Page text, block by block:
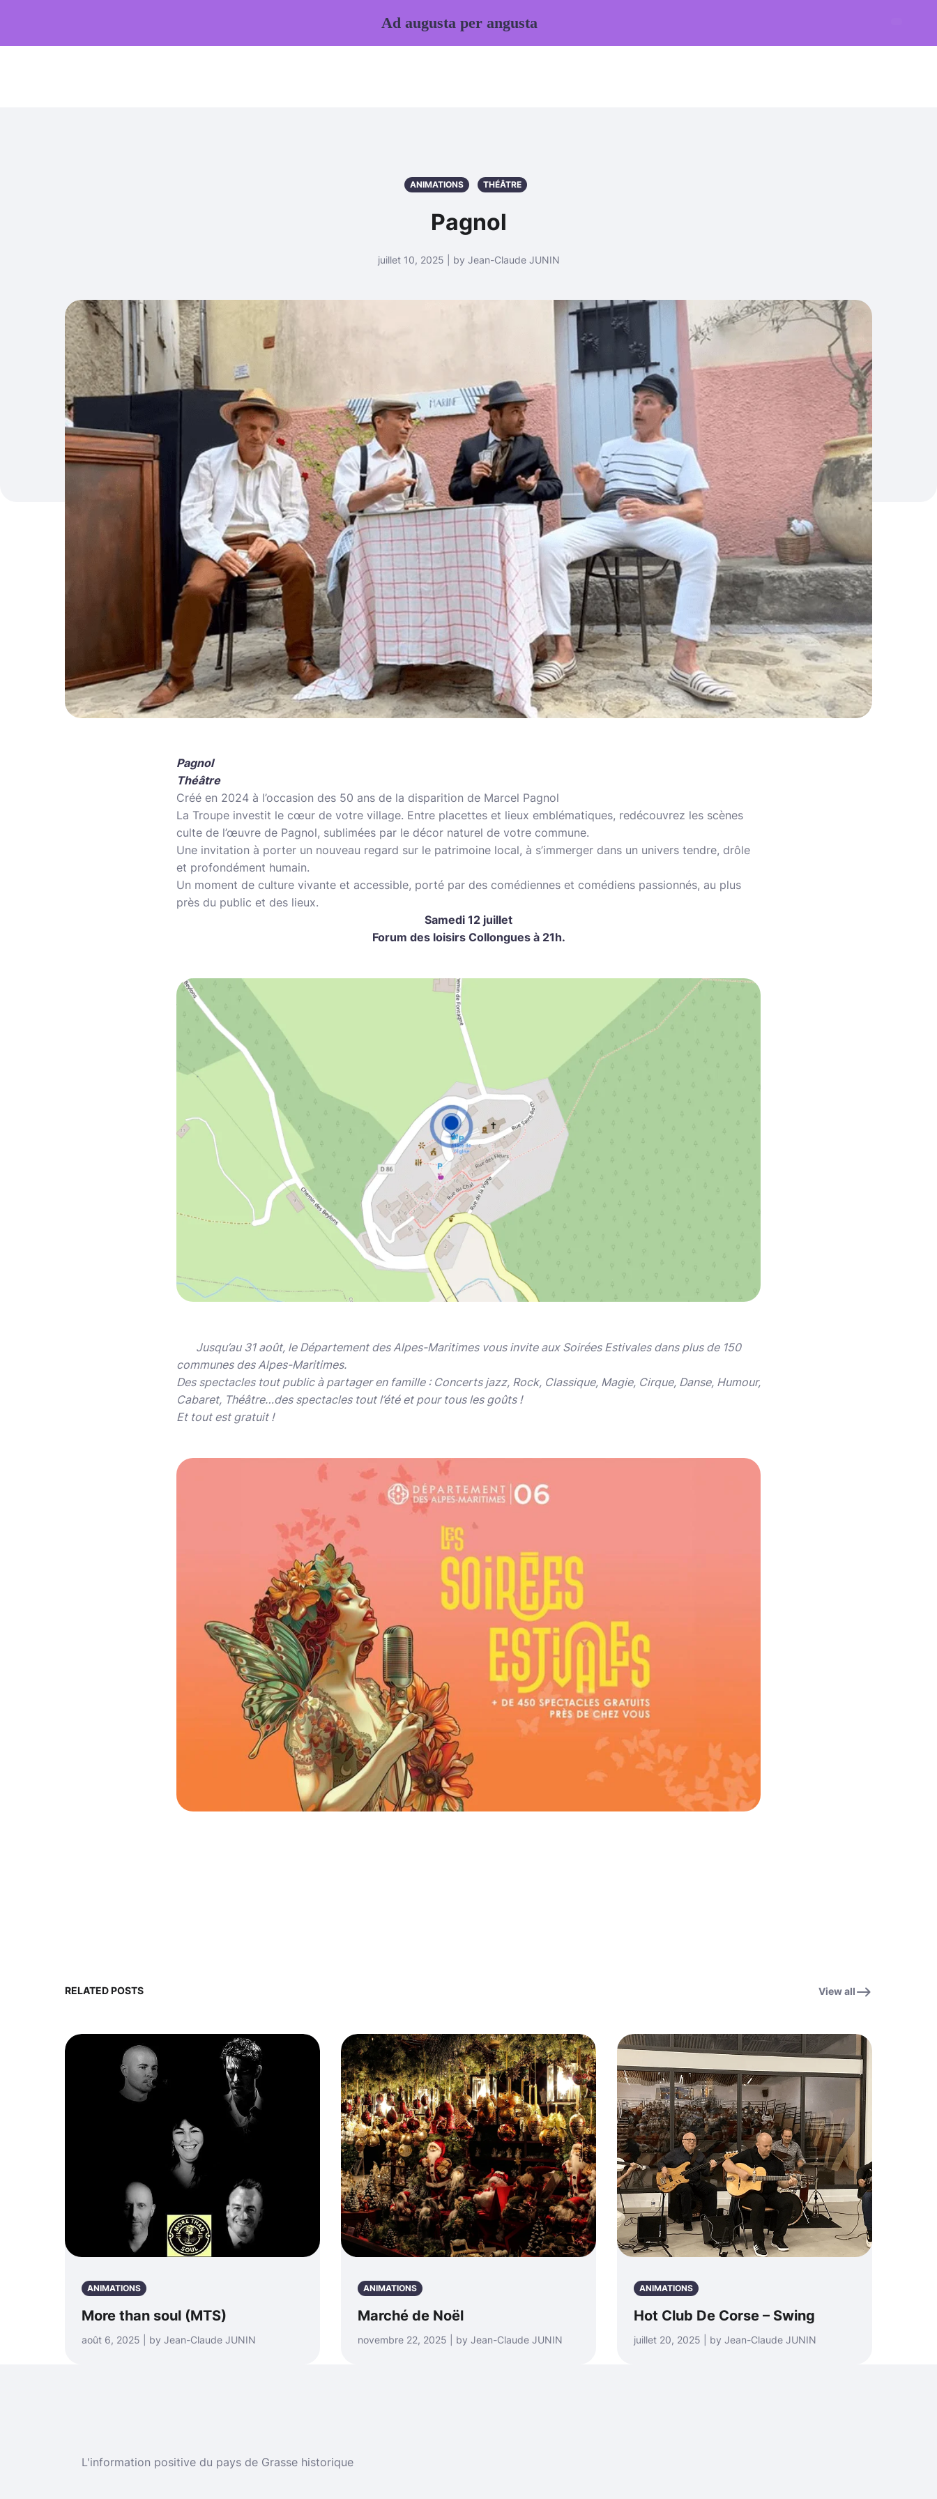
ANIMATIONS THÉÂTRE
Pagnol
juillet 10, 2025 | by Jean-Claude JUNIN
Pagnol
Théâtre
Créé en 2024 à l’occasion des 50 ans de la disparition de Marcel Pagnol
La Troupe investit le cœur de votre village. Entre placettes et lieux emblématiques, redécouvrez les scènes
culte de l’œuvre de Pagnol, sublimées par le décor naturel de votre commune.
Une invitation à porter un nouveau regard sur le patrimoine local, à s’immerger dans un univers tendre, drôle
et profondément humain.
Un moment de culture vivante et accessible, porté par des comédiennes et comédiens passionnés, au plus
près du public et des lieux.
Samedi 12 juillet
Forum des loisirs Collongues à 21h.
Jusqu’au 31 août, le Département des Alpes-Maritimes vous invite aux Soirées Estivales dans plus de 150
communes des Alpes-Maritimes.
Des spectacles tout public à partager en famille : Concerts jazz, Rock, Classique, Magie, Cirque, Danse, Humour,
Cabaret, Théâtre…des spectacles tout l’été et pour tous les goûts !
Et tout est gratuit !
RELATED POSTS View all
ANIMATIONS
More than soul (MTS)
août 6, 2025 | by Jean-Claude JUNIN
ANIMATIONS
Marché de Noël
novembre 22, 2025 | by Jean-Claude JUNIN
ANIMATIONS
Hot Club De Corse – Swing
juillet 20, 2025 | by Jean-Claude JUNIN
L'information positive du pays de Grasse historique
Ad augusta per angusta